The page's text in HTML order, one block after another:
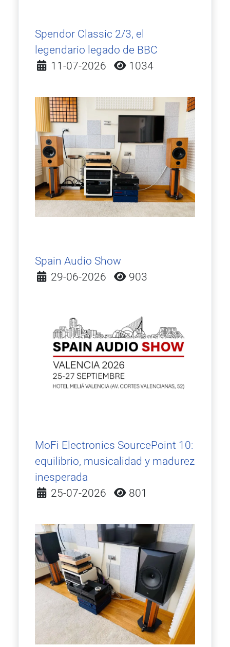
Spendor Classic 2/3, el
legendario legado de BBC
Detalles
11-07-2026 1034
Spain Audio Show
Detalles
29-06-2026 903
MoFi Electronics SourcePoint 10:
equilibrio, musicalidad y madurez
inesperada
Detalles
25-07-2026 801